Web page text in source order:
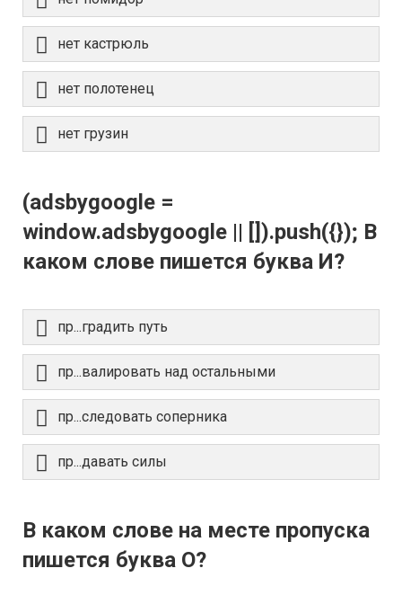
нет кастрюль
нет полотенец
нет грузин
(adsbygoogle =
window.adsbygoogle || []).push({}); В
каком слове пишется буква И?
пр...градить путь
пр...валировать над остальными
пр...следовать соперника
пр...давать силы
В каком слове на месте пропуска
пишется буква О?